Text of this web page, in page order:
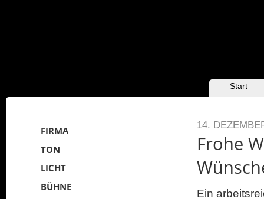
Inhalt wechseln
Start
14.
Frohe
Ein
FIRMA
TON
LICHT
BÜHNE